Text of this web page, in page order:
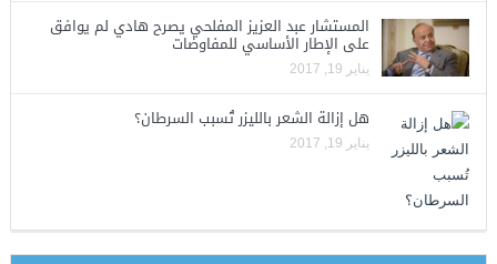
المستشار عبد العزيز المفلحي يصرح هادي لم يوافق
على الإطار الأساسي للمفاوضات
يناير 19, 2017
هل إزالة الشعر بالليزر تُسبب السرطان؟
يناير 19, 2017